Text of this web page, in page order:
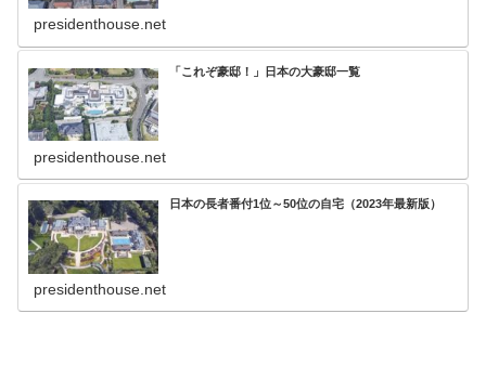
presidenthouse.net
「これぞ豪邸！」日本の大豪邸一覧
presidenthouse.net
日本の長者番付1位～50位の自宅（2023年最新版）
presidenthouse.net